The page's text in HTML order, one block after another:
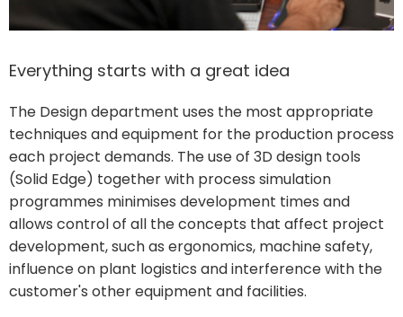
Everything starts with a great idea
The Design department uses the most appropriate
techniques and equipment for the production process
each project demands. The use of 3D design tools
(Solid Edge) together with process simulation
programmes minimises development times and
allows control of all the concepts that affect project
development, such as ergonomics, machine safety,
influence on plant logistics and interference with the
customer's other equipment and facilities.